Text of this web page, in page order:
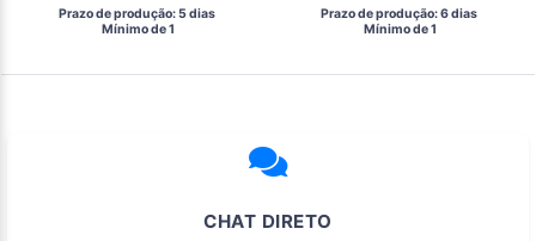
Prazo de produção: 5 dias
  Mínimo de 1
Prazo de produção: 6 dias
  Mínimo de 1
CHAT DIRETO